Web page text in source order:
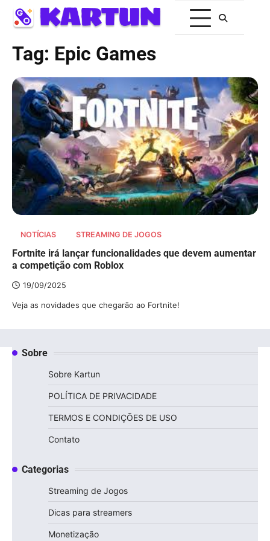
Tag: Epic Games
NOTÍCIAS STREAMING DE JOGOS
Fortnite irá lançar funcionalidades que devem aumentar
a competição com Roblox
19/09/2025
Veja as novidades que chegarão ao Fortnite!
Sobre
Sobre Kartun
POLÍTICA DE PRIVACIDADE
TERMOS E CONDIÇÕES DE USO
Contato
Categorias
Streaming de Jogos
Dicas para streamers
Monetização